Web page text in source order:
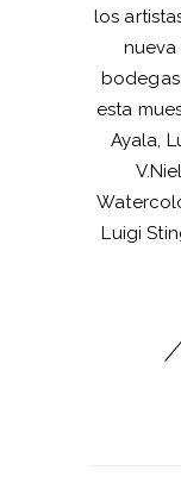
los
nueva
esta
Ayala,
Luigi